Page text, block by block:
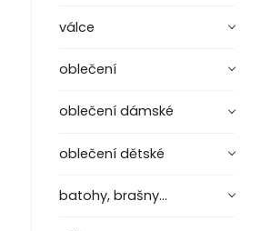
válce
oblečení
oblečení dámské
oblečení dětské
batohy, brašny...